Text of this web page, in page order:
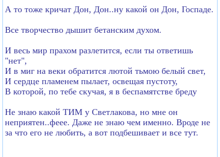
А то тоже кричат Дон, Дон..ну какой он Дон, Госпаде.
Все творчество дышит бетанским духом.
И весь мир прахом разлетится, если ты ответишь
"нет",
И в миг на веки обратится лютой тьмою белый свет,
И сердце пламенем пылает, освещая пустоту,
В которой, по тебе скучая, я в беспамятстве бреду
Не знаю какой ТИМ у Светлакова, но мне он
неприятен..феее. Даже не знаю чем именно. Вроде не
за что его не любить, а вот подбешивает и все тут.